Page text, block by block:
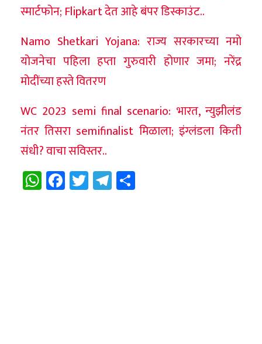
स्मार्टफोन; Flipkart देत आहे बंपर डिस्काउंट..
Namo Shetkari Yojana: राज्य सरकारच्या नमो
योजनेचा पहिला हप्ता गुरुवारी होणार जमा; नरेंद्र
मोदींच्या हस्ते वितरण
WC 2023 semi final scenario: भारत, न्युझीलंड
नंतर तिसरा semifinalist मिळाला; इंग्लंडला किती
संधी? वाचा सविस्तर..
WhatsApp
Facebook
TwitterTelegram